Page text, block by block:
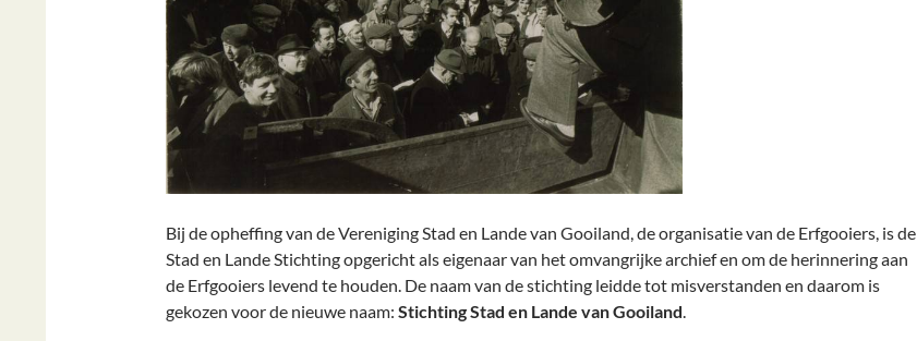
Bij de opheffing van de Vereniging Stad en Lande van Gooiland, de organisatie van de Erfgooiers, is de
Stad en Lande Stichting opgericht als eigenaar van het omvangrijke archief en om de herinnering aan
de Erfgooiers levend te houden. De naam van de stichting leidde tot misverstanden en daarom is
gekozen voor de nieuwe naam: Stichting Stad en Lande van Gooiland